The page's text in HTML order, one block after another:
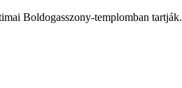
Boldogasszony-templomban tartják.